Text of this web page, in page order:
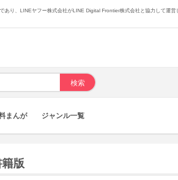
り、LINEヤフー株式会社がLINE Digital Frontier株式会社と協力して運営
まんが ジャンル一覧
版